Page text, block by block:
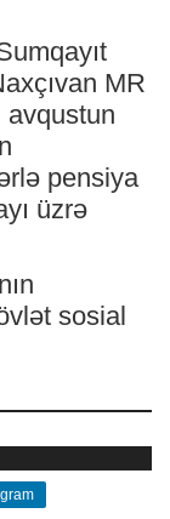
MR
avqustun
pensiya
üzrə
sosial